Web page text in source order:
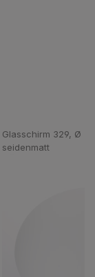
Glasschirm 329, Ø
seidenmatt